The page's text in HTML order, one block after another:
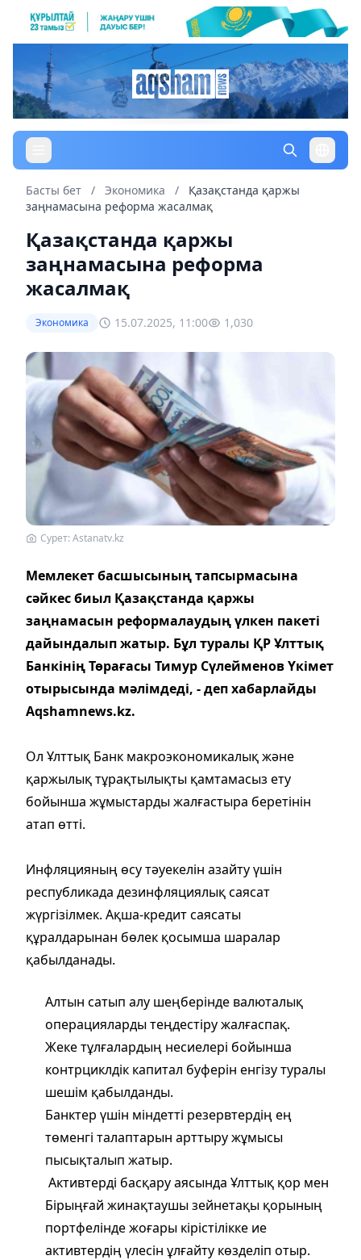
Басты бет / Экономика /
Қазақстанда қаржы
заңнамасына реформа жасалмақ
Қазақстанда қаржы
заңнамасына реформа
жасалмақ
Экономика 15.07.2025, 11:00 1,030
Сурет: Astanatv.kz
Мемлекет басшысының тапсырмасына
сәйкес биыл Қазақстанда қаржы
заңнамасын реформалаудың үлкен пакеті
дайындалып жатыр. Бұл туралы ҚР Ұлттық
Банкінің Төрағасы Тимур Сүлейменов Үкімет
отырысында мәлімдеді, - деп хабарлайды
Аqshamnews.kz.
Ол Ұлттық Банк макроэкономикалық және
қаржылық тұрақтылықты қамтамасыз ету
бойынша жұмыстарды жалғастыра беретінін
атап өтті.
Инфляцияның өсу тәуекелін азайту үшін
республикада дезинфляциялық саясат
жүргізілмек. Ақша-кредит саясаты
құралдарынан бөлек қосымша шаралар
қабылданады.
Алтын сатып алу шеңберінде валюталық
операцияларды теңдестіру жалғаспақ.
Жеке тұлғалардың несиелері бойынша
контрциклдік капитал буферін енгізу туралы
шешім қабылданды.
Банктер үшін міндетті резервтердің ең
төменгі талаптарын арттыру жұмысы
пысықталып жатыр.
Активтерді басқару аясында Ұлттық қор мен
Бірыңғай жинақтаушы зейнетақы қорының
портфелінде жоғары кірістілікке ие
активтердің үлесін ұлғайту көзделіп отыр.